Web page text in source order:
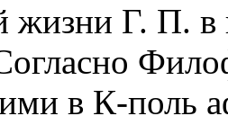
жизни Г. П. в
в К-поль